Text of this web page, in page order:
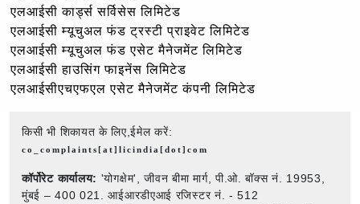
एलआईसी कार्ड्स सर्विसेस लिमिटेड
एलआईसी म्यूचुअल फंड ट्रस्टी प्राइवेट लिमिटेड
एलआईसी म्यूचुअल फंड एसेट मैनेजमेंट लिमिटेड
एलआईसी हाउसिंग फाइनेंस लिमिटेड
एलआईसीएचएफएल एसेट मैनेजमेंट कंपनी लिमिटेड
किसी भी शिकायत के लिए,ईमेल करें:
co_complaints[at]licindia[dot]com
कॉर्पोरेट कार्यालय: 'योगक्षेम', जीवन बीमा मार्ग, पी.ओ. बॉक्स नं. 19953,
मुंबई – 400 021. आईआरडीएआई रजिस्टर नं. - 512